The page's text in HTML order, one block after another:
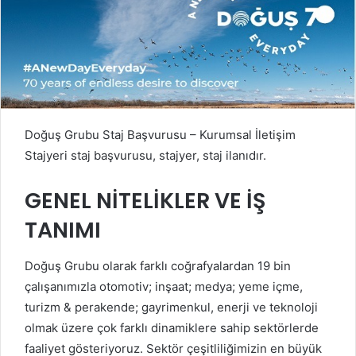
Doğuş Grubu Staj Başvurusu – Kurumsal İletişim
Stajyeri staj başvurusu, stajyer, staj ilanıdır.
GENEL NİTELİKLER VE İŞ
TANIMI
Doğuş Grubu olarak farklı coğrafyalardan 19 bin
çalışanımızla otomotiv; inşaat; medya; yeme içme,
turizm & perakende; gayrimenkul, enerji ve teknoloji
olmak üzere çok farklı dinamiklere sahip sektörlerde
faaliyet gösteriyoruz. Sektör çeşitliliğimizin en büyük